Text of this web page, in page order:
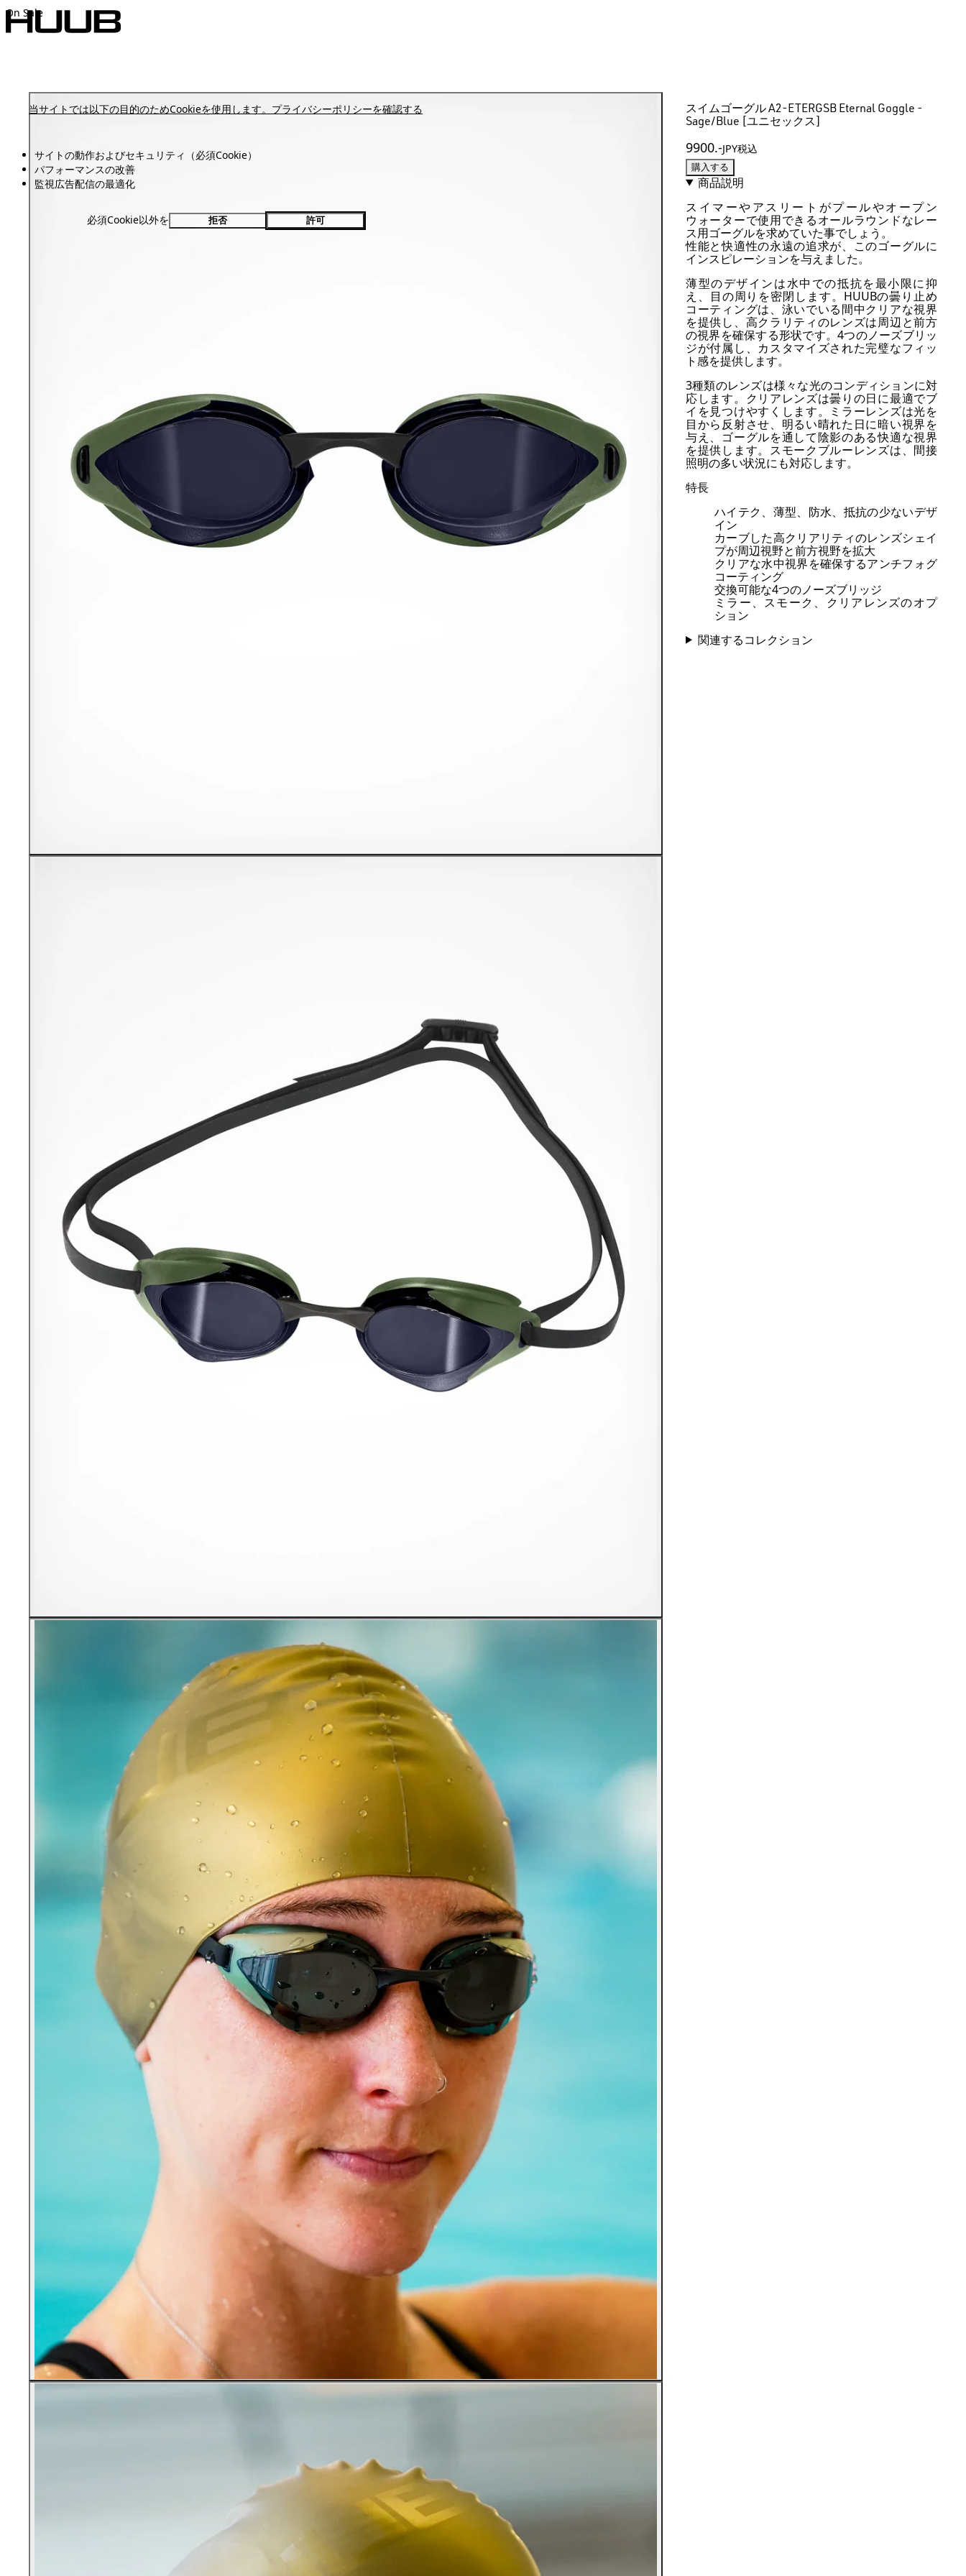
当サイトでは以下の目的のためCookieを使用します。 プライバシーポリシーを確認する
サイトの動作およびセキュリティ（必須Cookie）
パフォーマンスの改善
監視広告配信の最適化
必須Cookie以外を 拒否 許可
スイムゴーグル A2-ETERGSB Eternal Goggle -
Sage/Blue [ユニセックス]
9900.-JPY税込
購入する
商品説明
スイマーやアスリートがプールやオープン
ウォーターで使用できるオールラウンドなレー
ス用ゴーグルを求めていた事でしょう。
性能と快適性の永遠の追求が、このゴーグルに
インスピレーションを与えました。
薄型のデザインは水中での抵抗を最小限に抑
え、目の周りを密閉します。HUUBの曇り止め
コーティングは、泳いでいる間中クリアな視界
を提供し、高クラリティのレンズは周辺と前方
の視界を確保する形状です。4つのノーズブリッ
ジが付属し、カスタマイズされた完璧なフィッ
ト感を提供します。
3種類のレンズは様々な光のコンディションに対
応します。クリアレンズは曇りの日に最適でブ
イを見つけやすくします。ミラーレンズは光を
目から反射させ、明るい晴れた日に暗い視界を
与え、ゴーグルを通して陰影のある快適な視界
を提供します。スモークブルーレンズは、間接
照明の多い状況にも対応します。
特長
ハイテク、薄型、防水、抵抗の少ないデザ
イン
カーブした高クリアリティのレンズシェイ
プが周辺視野と前方視野を拡大
クリアな水中視界を確保するアンチフォグ
コーティング
交換可能な4つのノーズブリッジ
ミラー、スモーク、クリアレンズのオプ
ション
関連するコレクション
On Sale